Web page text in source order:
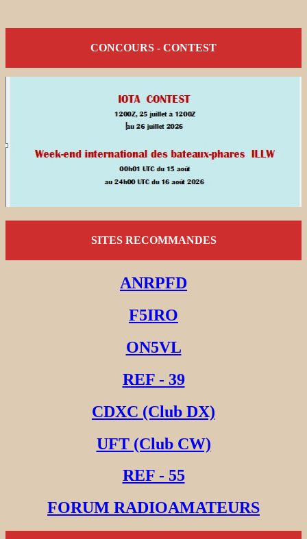
CONCOURS - CONTEST
SITES RECOMMANDES
ANRPFD
F5IRO
ON5VL
REF - 39
CDXC (Club DX)
UFT (Club CW)
REF - 55
FORUM RADIOAMATEURS